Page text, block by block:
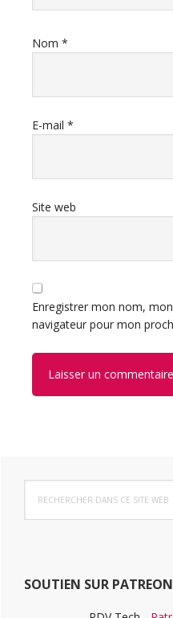
Nom *
E-mail *
Site web
Enregistrer mon nom,
navigateur pour mon
Barre
latérale
dans
ce
SOUTIEN SUR